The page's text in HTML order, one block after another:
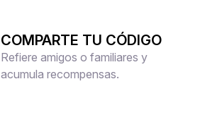
COMPARTE TU CÓDIGO
Refiere amigos o familiares y
acumula recompensas.